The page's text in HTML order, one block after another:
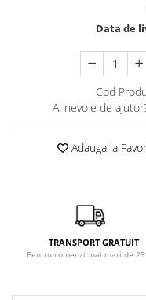
Data de
Cod
Ai nevoie de
Adauga la
TRANSPORT GRATUIT
Pentru comenzi mai mari de